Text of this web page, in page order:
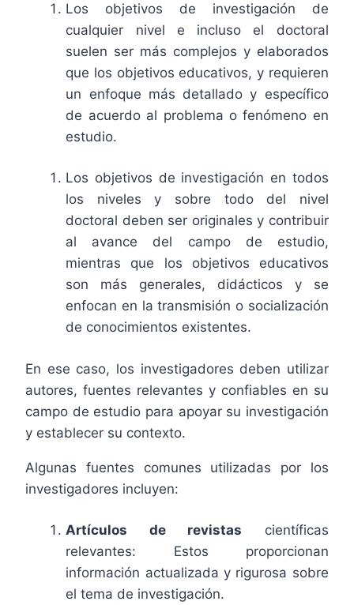
Los objetivos de investigación de
cualquier nivel e incluso el doctoral
suelen ser más complejos y elaborados
que los objetivos educativos, y requieren
un enfoque más detallado y específico
de acuerdo al problema o fenómeno en
estudio.
Los objetivos de investigación en todos
los niveles y sobre todo del nivel
doctoral deben ser originales y contribuir
al avance del campo de estudio,
mientras que los objetivos educativos
son más generales, didácticos y se
enfocan en la transmisión o socialización
de conocimientos existentes.
En ese caso, los investigadores deben utilizar
autores, fuentes relevantes y confiables en su
campo de estudio para apoyar su investigación
y establecer su contexto.
Algunas fuentes comunes utilizadas por los
investigadores incluyen:
Artículos de revistas científicas
relevantes: Estos proporcionan
información actualizada y rigurosa sobre
el tema de investigación.